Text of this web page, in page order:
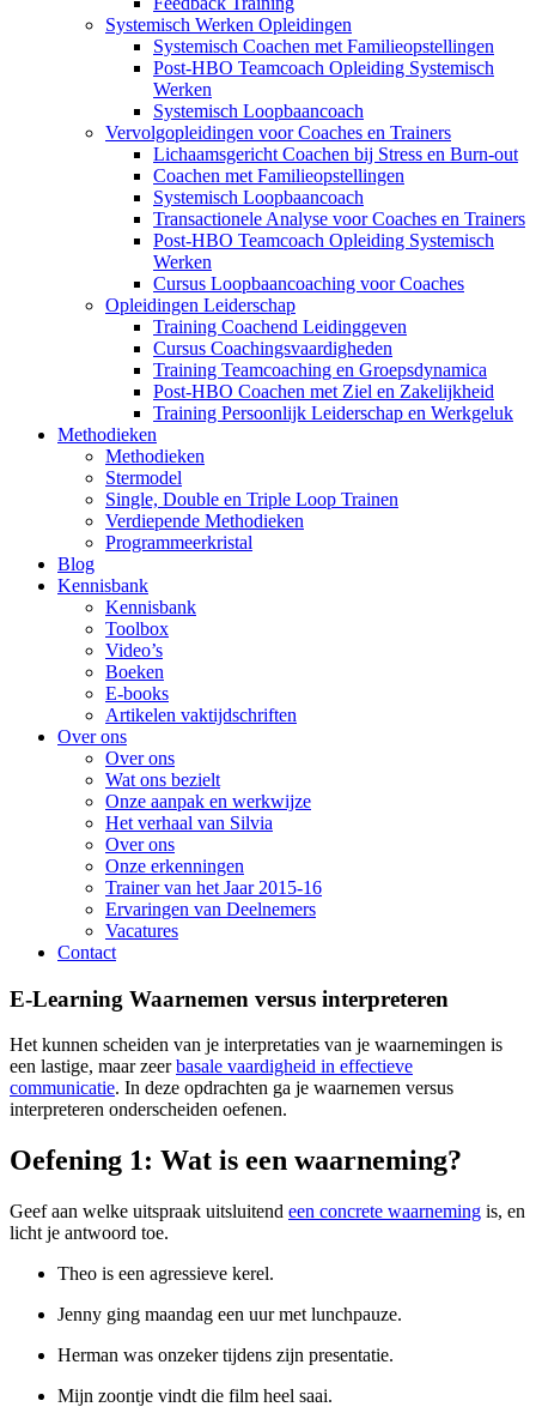
Systemisch Werken Opleidingen
Systemisch Coachen met Familieopstellingen
Post-HBO Teamcoach Opleiding Systemisch
Werken
Systemisch Loopbaancoach
Vervolgopleidingen voor Coaches en Trainers
Lichaamsgericht Coachen bij Stress en Burn-out
Coachen met Familieopstellingen
Systemisch Loopbaancoach
Transactionele Analyse voor Coaches en Trainers
Post-HBO Teamcoach Opleiding Systemisch
Werken
Cursus Loopbaancoaching voor Coaches
Opleidingen Leiderschap
Training Coachend Leidinggeven
Cursus Coachingsvaardigheden
Training Teamcoaching en Groepsdynamica
Post-HBO Coachen met Ziel en Zakelijkheid
Training Persoonlijk Leiderschap en Werkgeluk
Methodieken
Methodieken
Stermodel
Single, Double en Triple Loop Trainen
Verdiepende Methodieken
Programmeerkristal
Blog
Kennisbank
Kennisbank
Toolbox
Video’s
Boeken
E-books
Artikelen vaktijdschriften
Over ons
Over ons
Wat ons bezielt
Onze aanpak en werkwijze
Het verhaal van Silvia
Over ons
Onze erkenningen
Trainer van het Jaar 2015-16
Ervaringen van Deelnemers
Vacatures
Contact
E-Learning Waarnemen versus interpreteren
Het kunnen scheiden van je interpretaties van je waarnemingen is
een lastige, maar zeerbasale vaardigheid in effectieve
communicatie. In deze opdrachten ga je waarnemen versus
interpreteren onderscheiden oefenen.
Oefening 1: Wat is een waarneming?
Geef aan welke uitspraak uitsluitend een concrete waarneming is, en
licht je antwoord toe.
Theo is een agressieve kerel.
Jenny ging maandag een uur met lunchpauze.
Herman was onzeker tijdens zijn presentatie.
Mijn zoontje vindt die film heel saai.